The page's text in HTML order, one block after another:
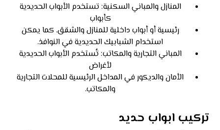
المنازل والمباني السكنية: تستخدم الأبواب الحديدية
كأبواب
رئيسية أو أبواب داخلية للمنازل والشقق. كما يمكن
استخدام الشبابيك الحديدية في النوافذ.
المباني التجارية والمكاتب: تُستخدم الأبواب الحديدية
لأغراض
الأمان والديكور في المداخل الرئيسية للمحلات التجارية
والمكاتب.
تركيب ابواب حديد